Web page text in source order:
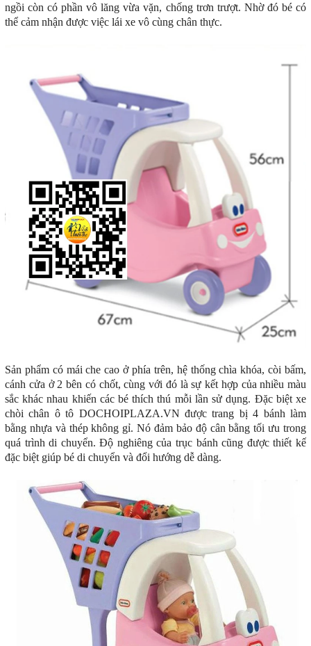
ngồi còn có phần vô lăng vừa vặn, chống trơn trượt. Nhờ đó bé có
thể cảm nhận được việc lái xe vô cùng chân thực.
Sản phẩm có mái che cao ở phía trên, hệ thống chìa khóa, còi bấm,
cánh cửa ở 2 bên có chốt, cùng với đó là sự kết hợp của nhiều màu
sắc khác nhau khiến các bé thích thú mỗi lần sử dụng. Đặc biệt xe
chòi chân ô tô DOCHOIPLAZA.VN được trang bị 4 bánh làm
bằng nhựa và thép không gỉ. Nó đảm bảo độ cân bằng tối ưu trong
quá trình di chuyển. Độ nghiêng của trục bánh cũng được thiết kế
đặc biệt giúp bé di chuyển và đổi hướng dễ dàng.